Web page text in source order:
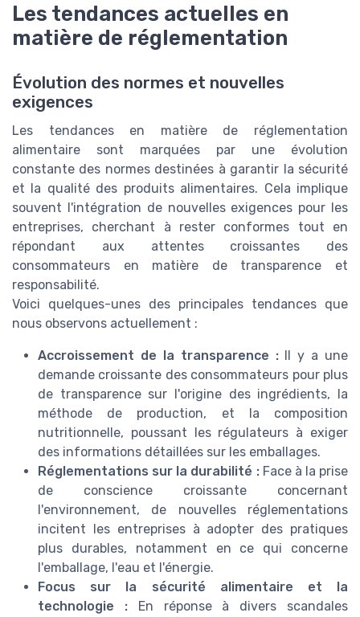
Les tendances actuelles en
matière de réglementation
Évolution des normes et nouvelles
exigences
Les tendances en matière de réglementation
alimentaire sont marquées par une évolution
constante des normes destinées à garantir la sécurité
et la qualité des produits alimentaires. Cela implique
souvent l'intégration de nouvelles exigences pour les
entreprises, cherchant à rester conformes tout en
répondant aux attentes croissantes des
consommateurs en matière de transparence et
responsabilité.
Voici quelques-unes des principales tendances que
nous observons actuellement :
Accroissement de la transparence :Il y a une
demande croissante des consommateurs pour plus
de transparence sur l'origine des ingrédients, la
méthode de production, et la composition
nutritionnelle, poussant les régulateurs à exiger
des informations détaillées sur les emballages.
Réglementations sur la durabilité :Face à la prise
de conscience croissante concernant
l'environnement, de nouvelles réglementations
incitent les entreprises à adopter des pratiques
plus durables, notamment en ce qui concerne
l'emballage, l'eau et l'énergie.
Focus sur la sécurité alimentaire et la
technologie :En réponse à divers scandales